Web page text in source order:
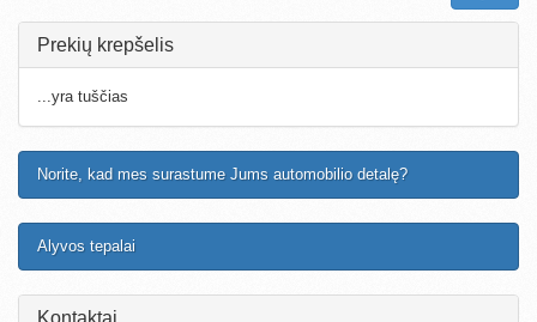
Prekių krepšelis
...yra tuščias
Norite, kad mes surastume Jums automobilio detalę?
Alyvos tepalai
Kontaktai